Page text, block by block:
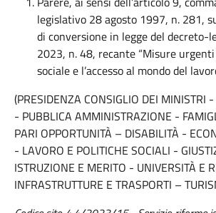
legislativo 28 agosto 1997, n. 281,
di conversione in legge del decreto-
2023, n. 48, recante “Misure
sociale e l’accesso al mondo del
(PRESIDENZA CONSIGLIO DEI MINISTRI
- PUBBLICA AMMINISTRAZIONE -
PARI OPPORTUNITÀ – DISABILITÀ -
- LAVORO E POLITICHE SOCIALI -
ISTRUZIONE E MERITO - UNIVERSITÀ E
INFRASTRUTTURE E TRASPORTI –